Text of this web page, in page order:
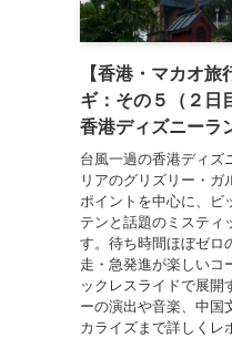
【香港・マカオ
ギ：その５（２日
香港ディズニーラ
台風一過の香港ディズ
リアのグリズリー・ガ
ポイントを中心に、ビ
テンと話題のミスティ
す。待ち時間ほぼゼロ
走・急発進が楽しいコ
ックレスライドで展開
ーの演出や音楽、中国
カライズまで詳しくレ